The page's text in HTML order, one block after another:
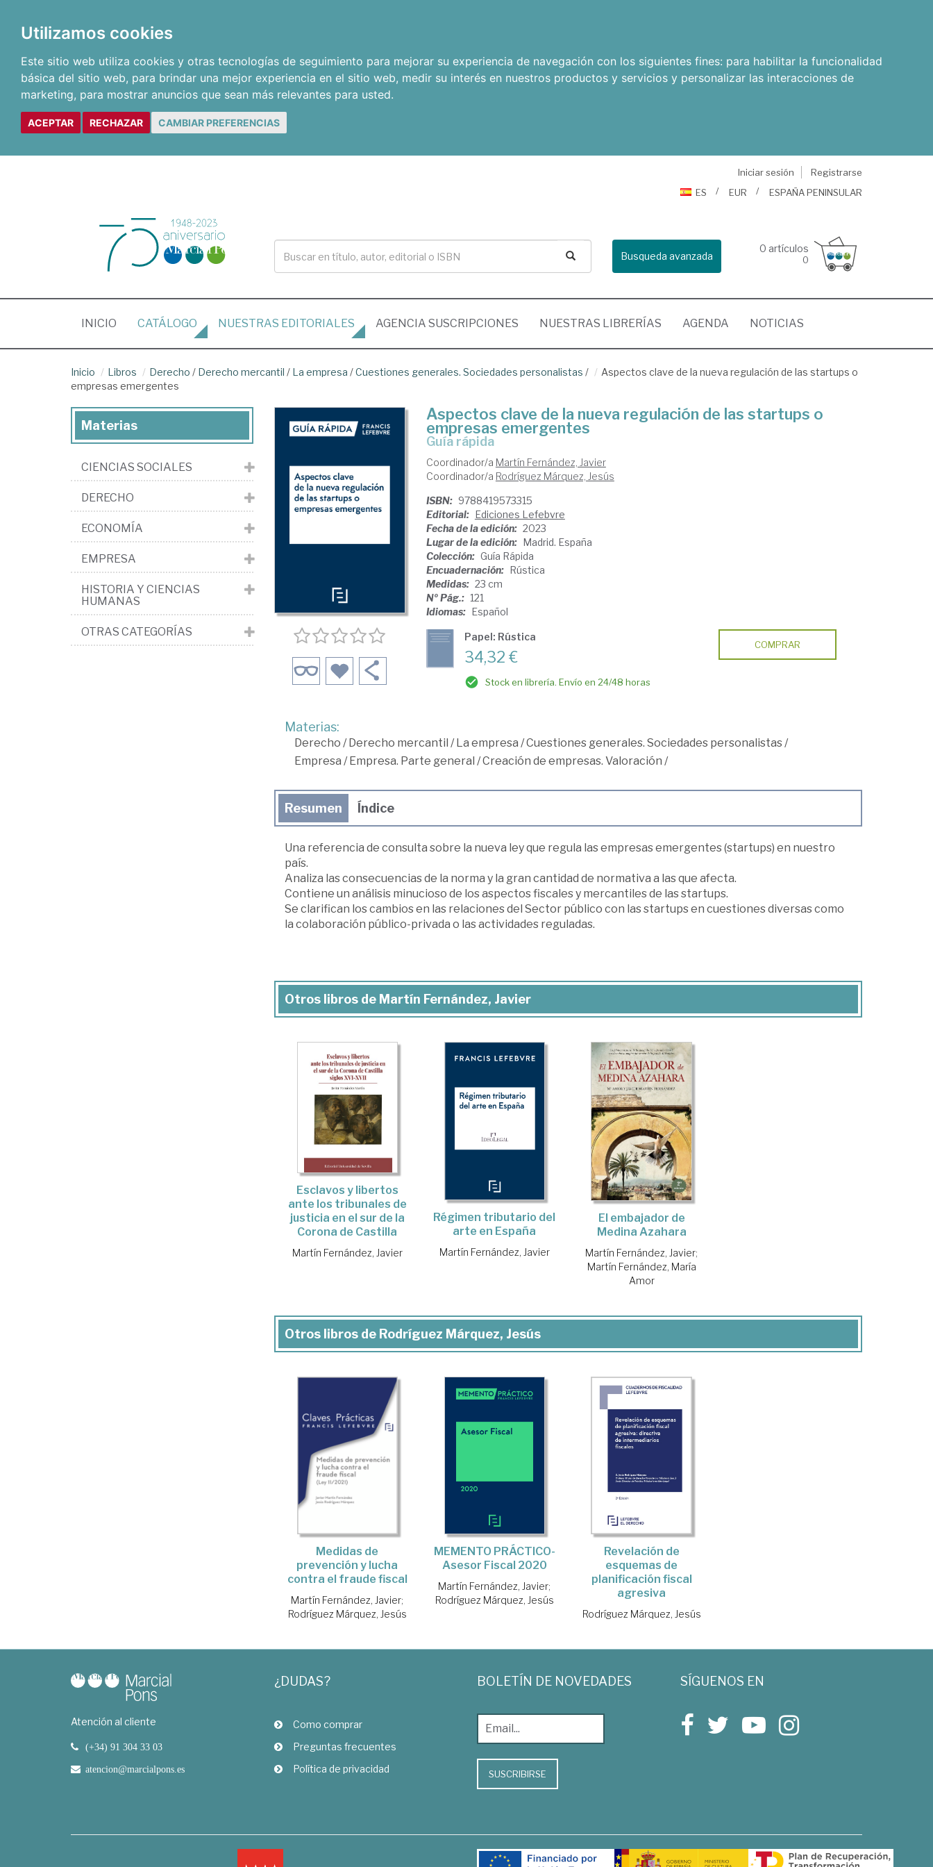
Utilizamos cookies
Este sitio web utiliza cookies y otras tecnologías de seguimiento para mejorar su experiencia de navegación con los siguientes fines: para habilitar la funcionalidad
básica del sitio web, para brindar una mejor experiencia en el sitio web, medir su interés en nuestros productos y servicios y personalizar las interacciones de
marketing, para mostrar anuncios que sean más relevantes para usted.
ACEPTAR RECHAZAR CAMBIAR PREFERENCIAS
Iniciar sesión
Registrarse
ES
EUR ESPAÑA PENINSULAR
Busqueda avanzada
0 artículos
0
INICIO (CURRENT)
CATÁLOGO NUESTRAS EDITORIALES AGENCIA SUSCRIPCIONES NUESTRAS LIBRERÍAS AGENDA NOTICIAS
Inicio Libros Derecho / Derecho mercantil / La empresa /Cuestiones generales. Sociedades personalistas /
Aspectos clave de la nueva regulación de las startups o
empresas emergentes
Aspectos clave de la nueva regulación de las startups o
empresas emergentes
Guía rápida
Coordinador/a Martín Fernández, Javier
Coordinador/a Rodríguez Márquez, Jesús
ISBN: 9788419573315
Editorial: Ediciones Lefebvre
Fecha de la edición: 2023
Lugar de la edición: Madrid. España
Colección: Guía Rápida
Encuadernación: Rústica
Medidas: 23 cm
Nº Pág.: 121
Idiomas: Español
Papel: Rústica
34,32 €
Stock en librería. Envío en 24/48 horas
COMPRAR
Materias:
Derecho /Derecho mercantil /La empresa /Cuestiones generales. Sociedades personalistas/
Empresa /Empresa. Parte general /Creación de empresas. Valoración /
Resumen Índice
Una referencia de consulta sobre la nueva ley que regula las empresas emergentes (startups) en nuestro
país.
Analiza las consecuencias de la norma y la gran cantidad de normativa a las que afecta.
Contiene un análisis minucioso de los aspectos fiscales y mercantiles de las startups.
Se clarifican los cambios en las relaciones del Sector público con las startups en cuestiones diversas como
la colaboración público-privada o las actividades reguladas.
Otros libros de Martín Fernández, Javier
Esclavos y libertos
ante los tribunales de
justicia en el sur de la
Corona de Castilla
Martín Fernández, Javier
Régimen tributario del
arte en España
Martín Fernández, Javier
El embajador de
Medina Azahara
Martín Fernández, Javier;
Martín Fernández, María
Amor
Otros libros de Rodríguez Márquez, Jesús
Medidas de
prevención y lucha
contra el fraude fiscal
Martín Fernández, Javier;
Rodríguez Márquez, Jesús
MEMENTO PRÁCTICO-
Asesor Fiscal 2020
Martín Fernández, Javier;
Rodríguez Márquez, Jesús
Revelación de
esquemas de
planificación fiscal
agresiva
Rodríguez Márquez, Jesús
Materias
CIENCIAS SOCIALES
DERECHO
ECONOMÍA
EMPRESA
HISTORIA Y CIENCIAS
HUMANAS
OTRAS CATEGORÍAS
Atención al cliente
(+34) 91 304 33 03
atencion@marcialpons.es
¿DUDAS?
Como comprar
Preguntas frecuentes
Política de privacidad
BOLETÍN DE NOVEDADES
SUSCRIBIRSE
SÍGUENOS EN